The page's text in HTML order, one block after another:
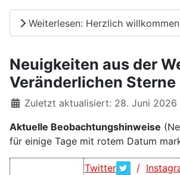
Weiterlesen: Herzlich
Neuigkeiten aus der
Veränderlichen Sterne
DetailsZuletzt aktualisiert: 28. Juni 2026
Aktuelle Beobachtungshinweise
für einige Tage mit rotem Datum
Twitter /